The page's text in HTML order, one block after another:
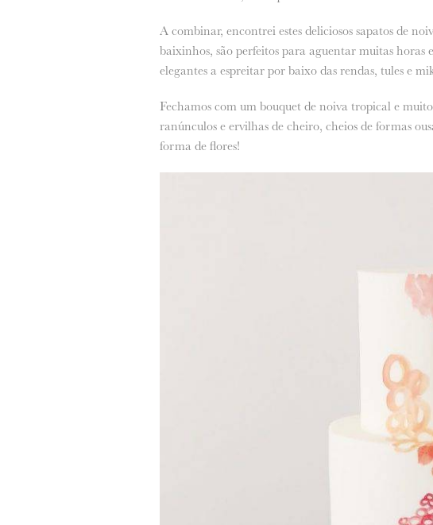
A combinar, encontrei estes deliciosos sapatos de
baixinhos, são perfeitos para aguentar muitas horas
elegantes a espreitar por baixo das rendas, tules e
Fechamos com um bouquet de noiva tropical e
ranúnculos e ervilhas de cheiro, cheios de formas
forma de flores!